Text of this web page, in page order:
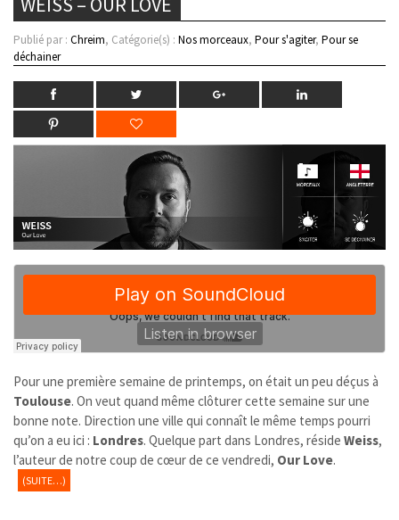
Publié par : Chreim, Catégorie(s) : Nos morceaux, Pour s'agiter, Pour se
déchainer
Pour une première semaine de printemps, on était un peu déçus à
Toulouse. On veut quand même clôturer cette semaine sur une
bonne note. Direction une ville qui connaît le même temps pourri
qu’on a eu ici : Londres. Quelque part dans Londres, réside Weiss,
l’auteur de notre coup de cœur de ce vendredi, Our Love.
(SUITE…)